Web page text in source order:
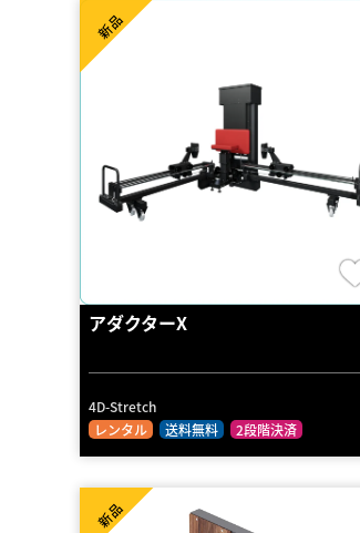
アダクターX
4D-Stretch
レンタル
送料無料 2段階決済
新品
新品